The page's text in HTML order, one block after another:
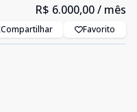
R$ 6.000,00/ mês
Compartilhar Favorito